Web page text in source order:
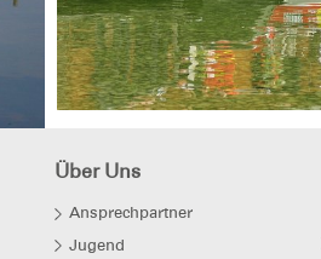
Über Uns
Ansprechpartner
Jugend